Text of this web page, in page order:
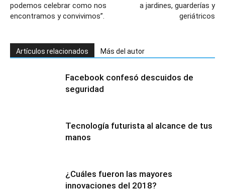
podemos celebrar como nos
encontramos y convivimos”.
a jardines, guarderías y
geriátricos
Artículos relacionados Más del autor
Facebook confesó descuidos de
seguridad
Tecnología futurista al alcance de tus
manos
¿Cuáles fueron las mayores
innovaciones del 2018?